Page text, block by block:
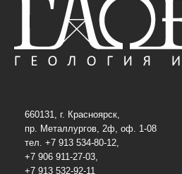
660131, г. Красноярск,
пр. Металлургов, 2ф, оф. 1-08
тел. +7 913 534-80-12,
+7 906 911-27-03,
+7 913 532-92-11